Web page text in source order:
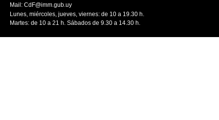
Mail: CdF@imm.gub.uy
Lunes, miércoles, jueves, viernes: de 10 a 19.30 h.
Martes: de 10 a 21 h. Sábados de 9.30 a 14.30 h.